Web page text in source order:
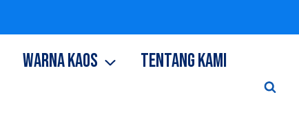
WARNA KAOS TENTANG KAMI